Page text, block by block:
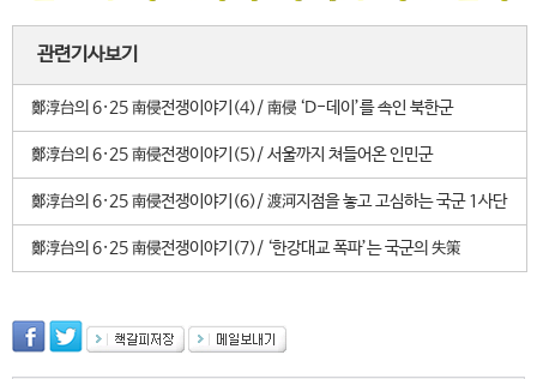
관련기사보기
鄭淳台의 6·25 南侵전쟁이야기(4)/ 南侵 ‘D-데이’를 속인 북한군
鄭淳台의 6·25 南侵전쟁이야기(5)/ 서울까지 쳐들어온 인민군
鄭淳台의 6·25 南侵전쟁이야기(6)/ 渡河지점을 놓고 고심하는 국군 1사단
鄭淳台의 6·25 南侵전쟁이야기(7)/ ‘한강대교 폭파’는 국군의 失策